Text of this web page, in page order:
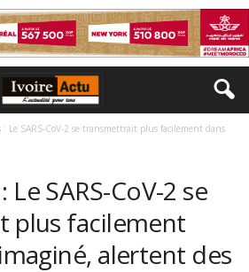
: Le SARS-CoV-2 se transmettrait plus facilement dans
SARS-CoV-2 se
plus facilement
alertent des